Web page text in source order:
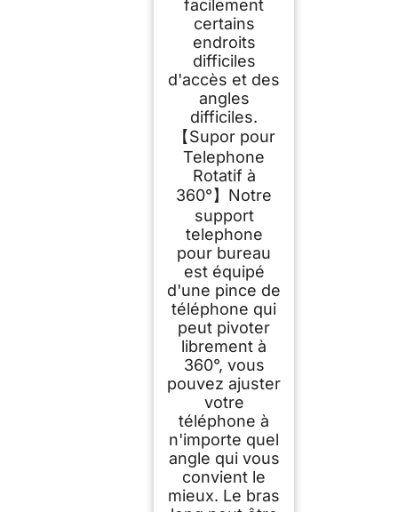
facilement
certains
endroits
difficiles
d'accès et des
angles
difficiles.
【Supor pour
Telephone
Rotatif à
360°】Notre
support
telephone
pour bureau
est équipé
d'une pince de
téléphone qui
peut pivoter
librement à
360°, vous
pouvez ajuster
votre
téléphone à
n'importe quel
angle qui vous
convient le
mieux. Le bras